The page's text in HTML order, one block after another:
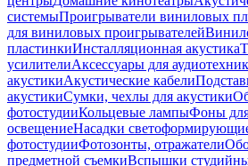
системыПроигрыватели виниловых
для виниловых проигрывателей
пластинкиИнсталляционная акустика
усилителиАксессуары для
акустикиАкустические кабели
акустикиСумки, чехлы для акустики
фотостудииКольцевые лампыФоны
освещениеНасадки
фотостудииФотозонты, отражатели
предметной съемкиВспышки